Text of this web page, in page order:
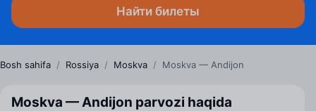
Найти билеты
Bosh sahifa / Rossiya / Moskva / Moskva — Andijon
Moskva — Andijon parvozi haqida